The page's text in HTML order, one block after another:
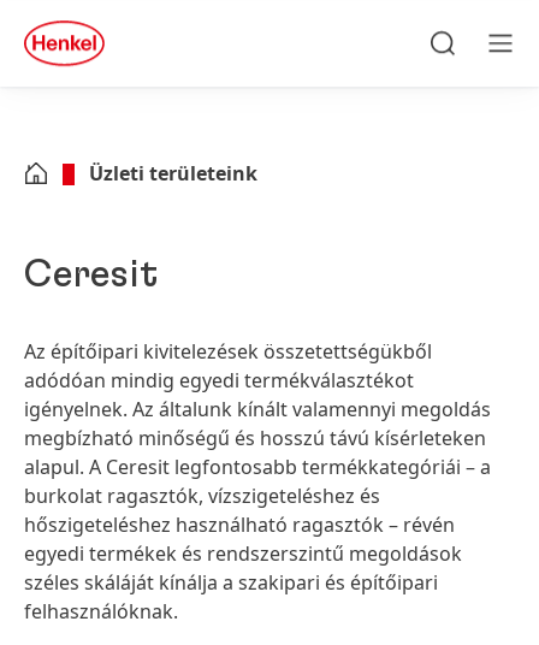
Skip to footer
quick
search
Üzleti területeink
Ceresit
Az építőipari kivitelezések összetettségükből
adódóan mindig egyedi termékválasztékot
igényelnek. Az általunk kínált valamennyi megoldás
megbízható minőségű és hosszú távú kísérleteken
alapul. A Ceresit legfontosabb termékkategóriái – a
burkolat ragasztók, vízszigeteléshez és
hőszigeteléshez használható ragasztók – révén
egyedi termékek és rendszerszintű megoldások
széles skáláját kínálja a szakipari és építőipari
felhasználóknak.